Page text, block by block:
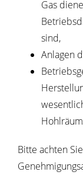
Gas
sind,
Anlagen
Bitte achten